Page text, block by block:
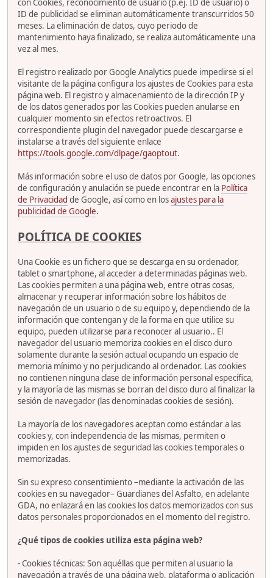
con Cookies, reconocimiento de usuario (p.ej. ID de usuario) o
ID de publicidad se eliminan automáticamente transcurridos 50
meses. La eliminación de datos, cuyo periodo de
mantenimiento haya finalizado, se realiza automáticamente una
vez al mes.
El registro realizado por Google Analytics puede impedirse si el
visitante de la página configura los ajustes de Cookies para esta
página web. El registro y almacenamiento de la dirección IP y
de los datos generados por las Cookies pueden anularse en
cualquier momento sin efectos retroactivos. El
correspondiente plugin del navegador puede descargarse e
instalarse a través del siguiente enlace
https://tools.google.com/dlpage/gaoptout.
Más información sobre el uso de datos por Google, las opciones
de configuración y anulación se puede encontrar en la Política
de Privacidad de Google, así como en losajustes para la
publicidad de Google.
POLÍTICA DE COOKIES
Una Cookie es un fichero que se descarga en su ordenador,
tablet o smartphone, al acceder a determinadas páginas web.
Las cookies permiten a una página web, entre otras cosas,
almacenar y recuperar información sobre los hábitos de
navegación de un usuario o de su equipo y, dependiendo de la
información que contengan y de la forma en que utilice su
equipo, pueden utilizarse para reconocer al usuario.. El
navegador del usuario memoriza cookies en el disco duro
solamente durante la sesión actual ocupando un espacio de
memoria mínimo y no perjudicando al ordenador. Las cookies
no contienen ninguna clase de información personal específica,
y la mayoría de las mismas se borran del disco duro al finalizar la
sesión de navegador (las denominadas cookies de sesión).
La mayoría de los navegadores aceptan como estándar a las
cookies y, con independencia de las mismas, permiten o
impiden en los ajustes de seguridad las cookies temporales o
memorizadas.
Sin su expreso consentimiento –mediante la activación de las
cookies en su navegador– Guardianes del Asfalto, en adelante
GDA, no enlazará en las cookies los datos memorizados con sus
datos personales proporcionados en el momento del registro.
¿Qué tipos de cookies utiliza esta página web?
- Cookies técnicas: Son aquéllas que permiten al usuario la
navegación a través de una página web, plataforma o aplicación